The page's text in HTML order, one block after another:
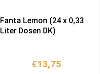
Fanta Lemon (24 x 0,33
Liter Dosen DK)
€13,75